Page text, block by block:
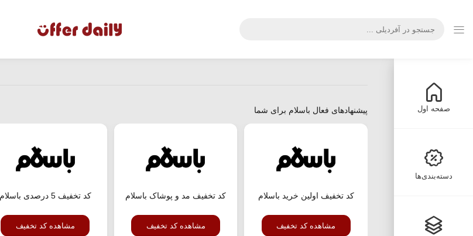
صفحه اول
دسته‌بندی‌ها
پیشنهادهای فعال باسلام برای شما
کد تخفیف اولین خرید باسلام
مشاهده کد تخفیف
کد تخفیف مد و پوشاک باسلام
مشاهده کد تخفیف
کد تخفیف 5 درصدی باسلام
مشاهده کد تخفیف